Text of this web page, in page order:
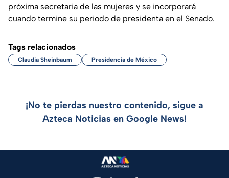
próxima secretaria de las mujeres y se incorporará
cuando termine su periodo de presidenta en el Senado.
Tags relacionados
Claudia Sheinbaum Presidencia de México
¡No te pierdas nuestro contenido, sigue a
Azteca Noticias en Google News!